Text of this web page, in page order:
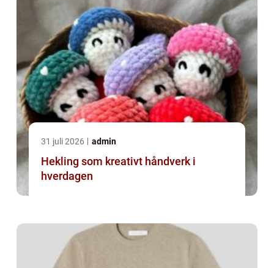
31 juli 2026 admin
Hekling som kreativt håndverk i
hverdagen